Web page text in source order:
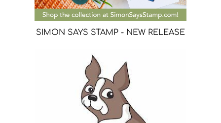
SIMON SAYS STAMP - NEW RELEASE